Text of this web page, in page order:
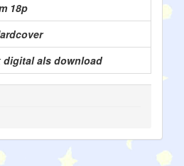
18p
als download